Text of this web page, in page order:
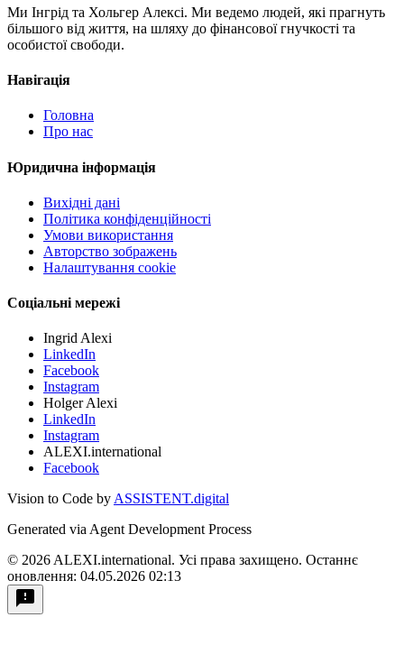
Ми Інгрід та Хольгер Алексі. Ми ведемо людей, які прагнуть
більшого від життя, на шляху до фінансової гнучкості та
особистої свободи.
Навігація
Головна
Про нас
Юридична інформація
Вихідні дані
Політика конфіденційності
Умови використання
Авторство зображень
Налаштування cookie
Соціальні мережі
Ingrid Alexi
LinkedIn
Facebook
Instagram
Holger Alexi
LinkedIn
Instagram
ALEXI.international
Facebook
Vision to Code by ASSISTENT.digital
Generated via Agent Development Process
© 2026 ALEXI.international. Усі права захищено. Останнє
оновлення: 04.05.2026 02:13
feedback